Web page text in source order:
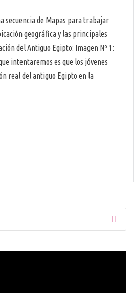
secuencia de Mapas para trabajar
geográfica y las principales
del Antiguo Egipto: Imagen Nº 1:
intentaremos es que los jóvenes
real del antiguo Egipto en la